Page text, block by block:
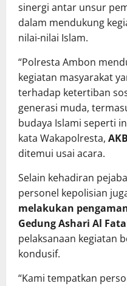
sinergi antar unsur
dalam mendukung
nilai-nilai Islam.
“Polresta Ambon
kegiatan masyarakat
terhadap ketertiban
generasi muda,
budaya Islami seperti
kata Wakapolresta,
ditemui usai acara.
Selain kehadiran
personel kepolisian
melakukan
Gedung Ashari Al
pelaksanaan kegiatan
kondusif.
“Kami tempatkan